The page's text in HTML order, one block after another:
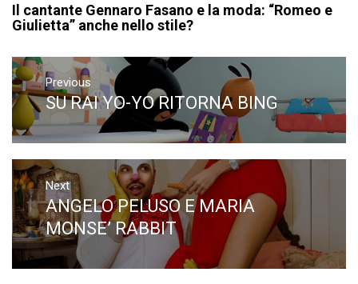
Il cantante Gennaro Fasano e la moda: “Romeo e
Giulietta” anche nello stile?
Navigazione
articoli
Previous
Previous
SU RAI YO-YO RITORNA BING
Next
Next
post:
ANGELO PELUSO E MARIA
MONSE’ RABBIT